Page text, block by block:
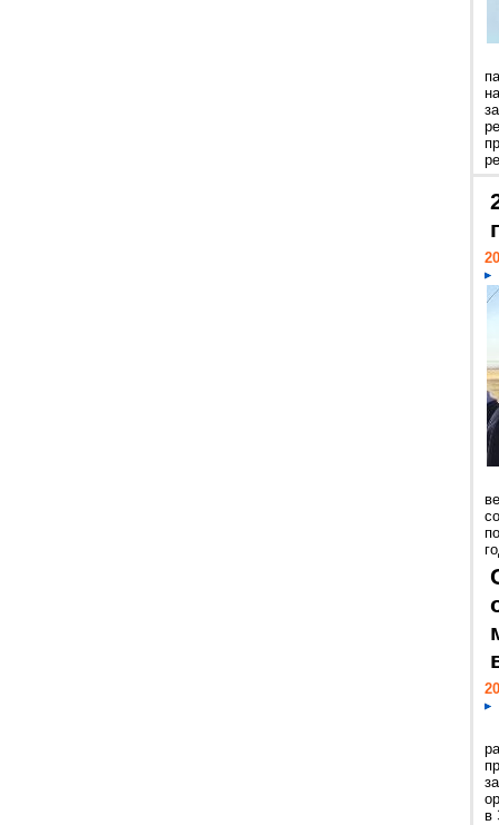
в